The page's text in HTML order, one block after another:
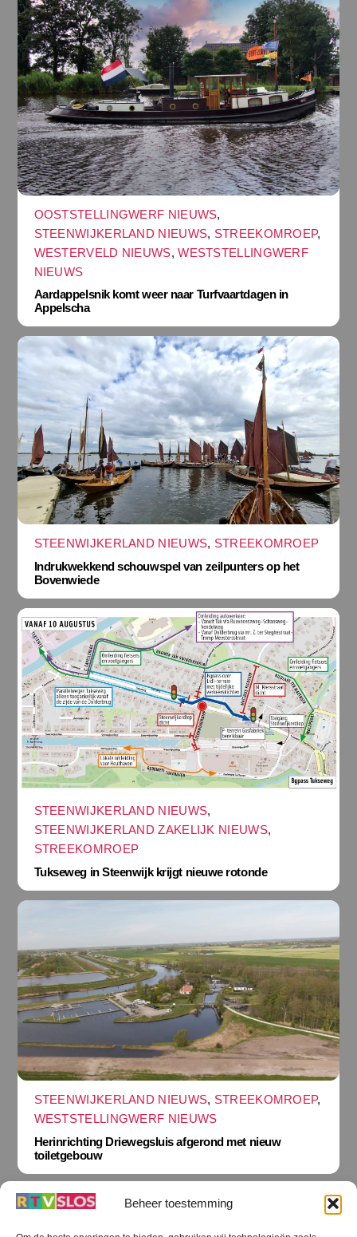
Beheer toestemming
OOSTSTELLINGWERF NIEUWS,
STEENWIJKERLAND NIEUWS, STREEKOMROEP,
WESTERVELD NIEUWS,WESTSTELLINGWERF
NIEUWS
Aardappelsnik komt weer naar Turfvaartdagen in
Appelscha
STEENWIJKERLAND NIEUWS, STREEKOMROEP
Indrukwekkend schouwspel van zeilpunters op het
Bovenwiede
STEENWIJKERLAND NIEUWS,
STEENWIJKERLAND ZAKELIJK NIEUWS,
STREEKOMROEP
Tukseweg in Steenwijk krijgt nieuwe rotonde
STEENWIJKERLAND NIEUWS, STREEKOMROEP,
WESTSTELLINGWERF NIEUWS
Herinrichting Driewegsluis afgerond met nieuw
toiletgebouw